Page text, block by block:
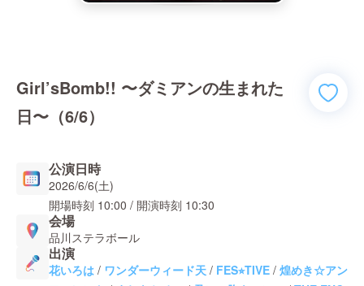
Girl’sBomb!! 〜ダミアンの生まれた
日〜（6/6）
公演日時
2026/6/6(土)
開場時刻 10:00 / 開演時刻 10:30
会場
品川ステラボール
出演
花いろは / ワンダーウィード天 / FES⭐︎TIVE / 煌めき☆アン